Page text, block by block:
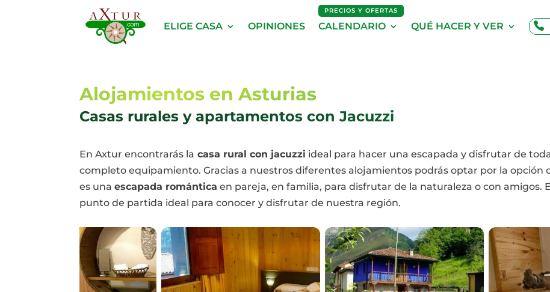
ELIGE CASA OPINIONES
PRECIOS Y OFERTAS
CALENDARIO QUÉ HACER Y VER
Alojamientos en Asturias
Casas rurales y apartamentos con Jacuzzi
En Axtur encontrarás la casa rural con jacuzzi ideal para hacer una escapada y disfrutar de
completo equipamiento. Gracias a nuestros diferentes alojamientos podrás optar por la opción
es una escapada romántica en pareja, en familia, para disfrutar de la naturaleza o con amigos.
punto de partida ideal para conocer y disfrutar de nuestra región.